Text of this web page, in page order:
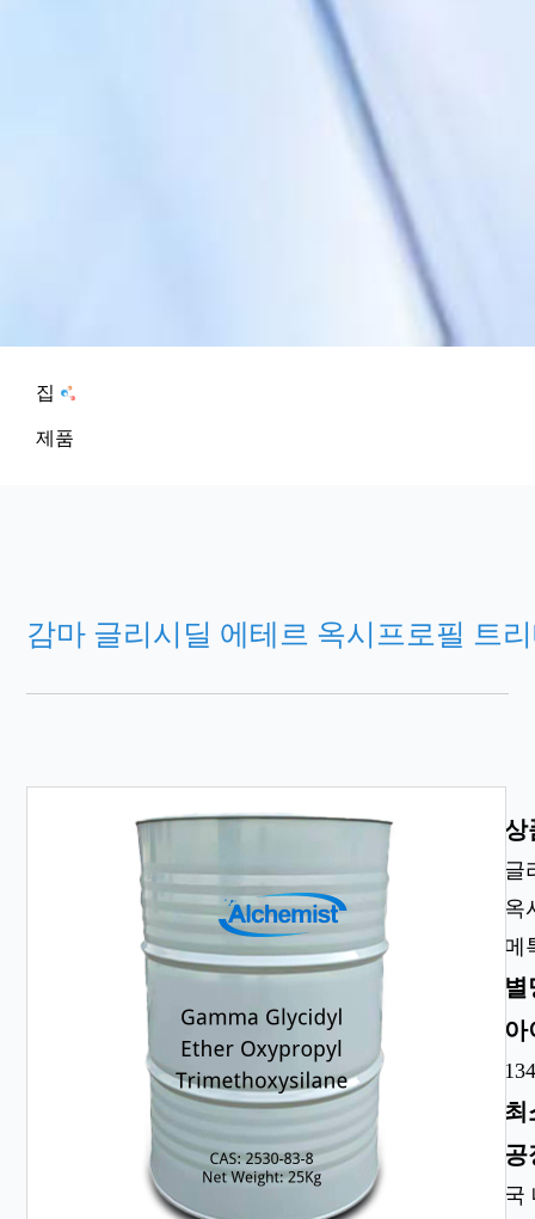
집
제품
감마 글리시딜 에테르 옥시프로필 트
상
글
옥
메
별
아
최
공
국